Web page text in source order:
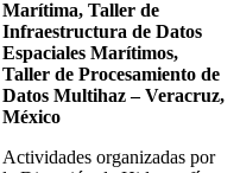
Marítima, Taller de
Infraestructura de Datos
Espaciales Marítimos,
Taller de Procesamiento de
Datos Multihaz – Veracruz,
México
Actividades organizadas por